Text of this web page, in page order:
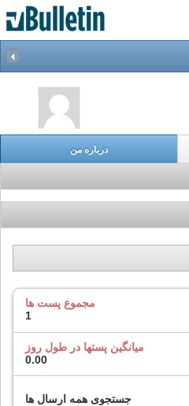
درباره من
مجموع پست ها
1
میانگین پستها در طول روز
0.00
جستجوی همه ارسال ها